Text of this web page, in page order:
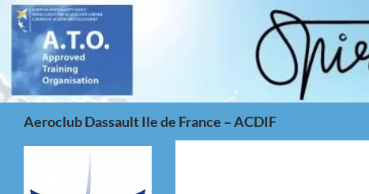
Aller
contenu
Aeroclub Dassault Ile de France – ACDIF